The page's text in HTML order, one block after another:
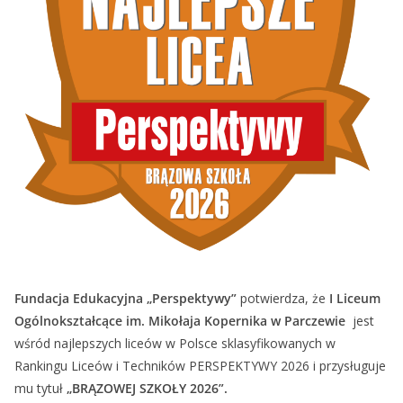
Fundacja Edukacyjna „Perspektywy” potwierdza, że I Liceum
Ogólnokształcące im. Mikołaja Kopernika w Parczewie jest
wśród najlepszych liceów w Polsce sklasyfikowanych w
Rankingu Liceów i Techników PERSPEKTYWY 2026 i przysługuje
mu tytuł „BRĄZOWEJ SZKOŁY 2026”.